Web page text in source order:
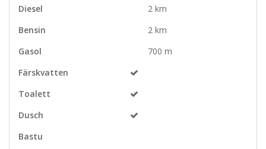
Diesel
2 km
Bensin
2 km
Gasol
700 m
Färskvatten
Toalett
Dusch
Bastu